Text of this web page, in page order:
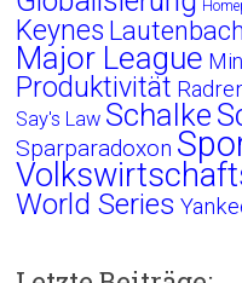
Major League
Produktivität
Say's Law Schalke
Sparparadoxon
World Series